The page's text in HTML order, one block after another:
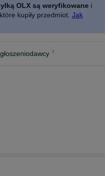
OLX są weryfikowane i
kupiły przedmiot. Jak